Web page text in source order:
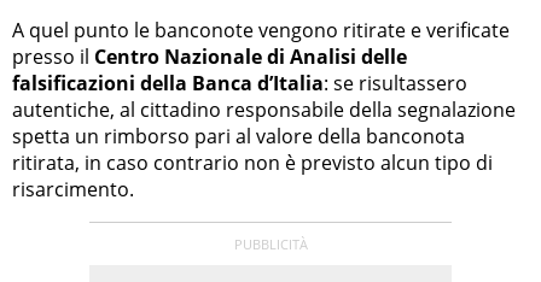
A quel punto le banconote vengono ritirate e verificate
presso il Centro Nazionale di Analisi delle
falsificazioni della Banca d’Italia: se risultassero
autentiche, al cittadino responsabile della segnalazione
spetta un rimborso pari al valore della banconota
ritirata, in caso contrario non è previsto alcun tipo di
risarcimento.